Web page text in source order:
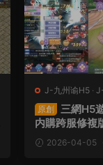
J-九州谕H5 ·
服務端
原創
三網H5
内購跨服修複
+運營後台
+視頻架設教程
2026-04-05